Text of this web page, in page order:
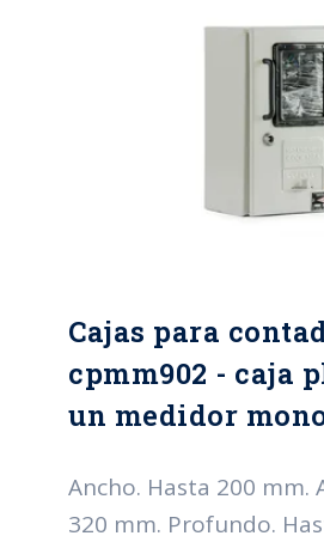
Pintura
RAL serie 70 Tipo de
tipo buje de seguridad
triangular o hexagonal
Cajas para
cpmm902 - caja
un medidor
Ancho. Hasta 200 mm.
320 mm. Profundo.